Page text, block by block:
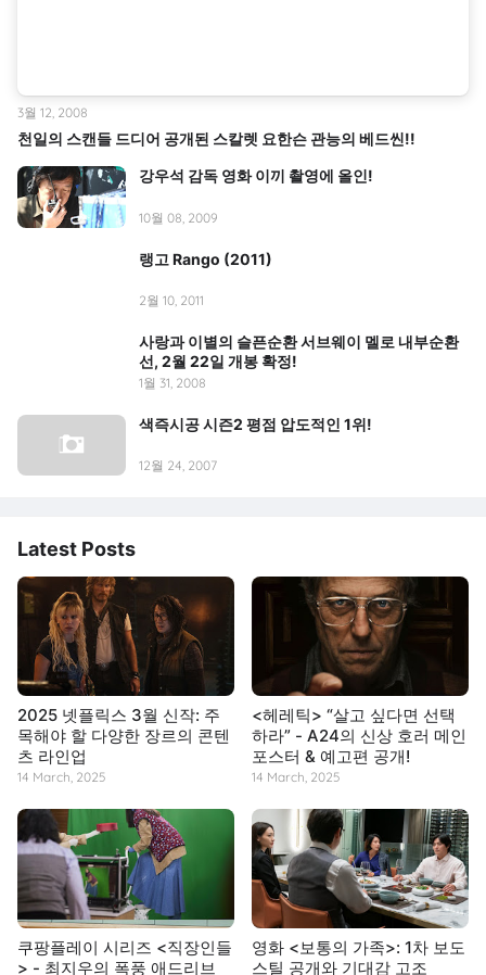
천일의 스캔들 드디어 공개된 스칼렛 요한슨 관능의 베드씬!!
3월 12, 2008
강우석 감독 영화 이끼 촬영에 올인!
10월 08, 2009
랭고 Rango (2011)
2월 10, 2011
사랑과 이별의 슬픈순환 서브웨이 멜로 내부순환
선, 2월 22일 개봉 확정!
1월 31, 2008
색즉시공 시즌2 평점 압도적인 1위!
12월 24, 2007
Latest Posts
2025 넷플릭스 3월 신작: 주
목해야 할 다양한 장르의 콘텐
츠 라인업
14 March, 2025
<헤레틱> “살고 싶다면 선택
하라” - A24의 신상 호러 메인
포스터 & 예고편 공개!
14 March, 2025
쿠팡플레이 시리즈 <직장인들
> - 최지우의 폭풍 애드리브
영화 <보통의 가족>: 1차 보도
스틸 공개와 기대감 고조